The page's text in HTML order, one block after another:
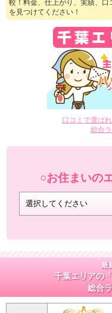
較！料金、仕上がり、実績、
を見つけてください！
口コミで選ば
総合
○お住まいの
最
千葉エリアの
総合